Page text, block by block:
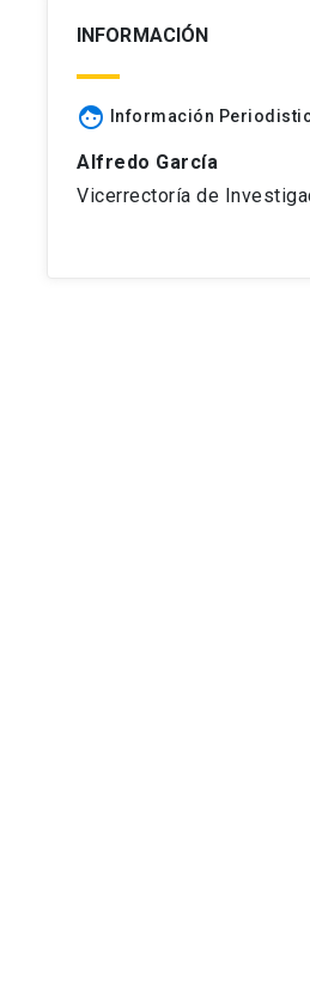
INFORMACIÓN
face Información
Alfredo García
Vicerrectoría de